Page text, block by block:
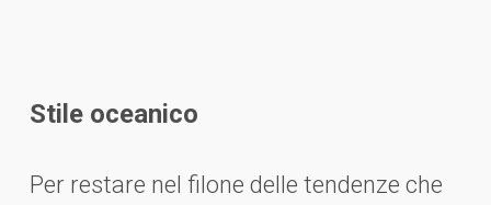
Stile oceanico
Per restare nel filone delle tendenze che